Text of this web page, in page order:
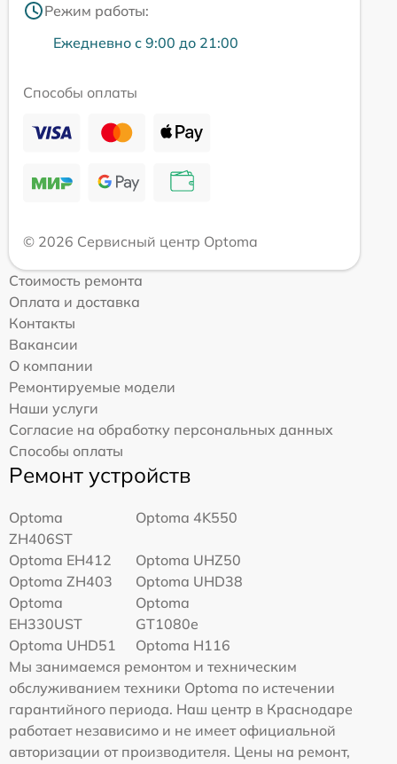
Режим работы:
Ежедневно с 9:00 до 21:00
Способы оплаты
© 2026 Сервисный центр Optoma
Стоимость ремонта
Оплата и доставка
Контакты
Вакансии
О компании
Ремонтируемые модели
Наши услуги
Согласие на обработку персональных данных
Способы оплаты
Ремонт устройств
Optoma
ZH406ST
Optoma 4K550
Optoma EH412
Optoma UHZ50
Optoma ZH403
Optoma UHD38
Optoma
EH330UST
Optoma
GT1080e
Optoma UHD51
Optoma H116
Мы занимаемся ремонтом и техническим
обслуживанием техники Optoma по истечении
гарантийного периода. Наш центр в Краснодаре
работает независимо и не имеет официальной
авторизации от производителя. Цены на ремонт,